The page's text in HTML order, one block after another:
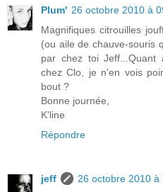
Plum' 26 octobre 2010 à
Magnifiques citrouilles
(ou aile de chauve-souris
par chez toi Jeff...Quant
chez Clo, je n'en vois
bout ?
Bonne journée,
K'line
Répondre
jeff
26 octobre 2010 à